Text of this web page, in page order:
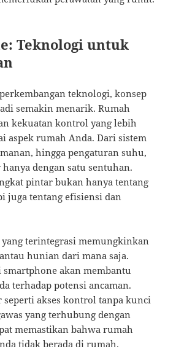
Teknologi untuk
teknologi, konsep
semakin menarik. Rumah
kekuatan kontrol yang lebih
aspek rumah Anda. Dari sistem
hingga pengaturan suhu,
dengan satu sentuhan.
pintar bukan hanya tentang
juga tentang efisiensi dan
yang terintegrasi memungkinkan
hunian dari mana saja.
akan membantu
terhadap potensi ancaman.
akses kontrol tanpa kunci
yang terhubung dengan
memastikan bahwa rumah
tidak berada di rumah.